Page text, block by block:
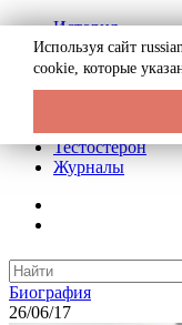
История
Биография
Криминал
Реклама на сайте
Тестостерон
Журналы
Биография
26/06/17
Используя сайт
cookie, которые